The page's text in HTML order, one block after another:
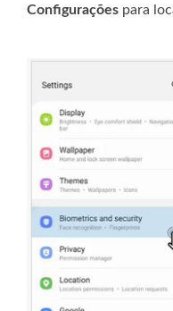
Configurações para